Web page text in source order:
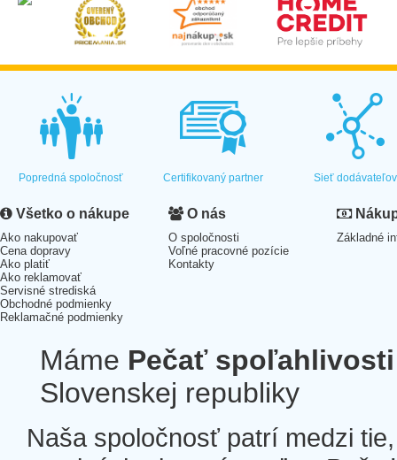
Popredná spoločnosť Certifikovaný partner Sieť dodávateľov
Všetko o nákupe
Ako nakupovať
Cena dopravy
Ako platiť
Ako reklamovať
Servisné strediská
Obchodné podmienky
Reklamačné podmienky
O nás
O spoločnosti
Voľné pracovné pozície
Kontakty
Základné
Máme Pečať spoľahlivosti
Slovenskej republiky
Naša spoločnosť patrí medzi